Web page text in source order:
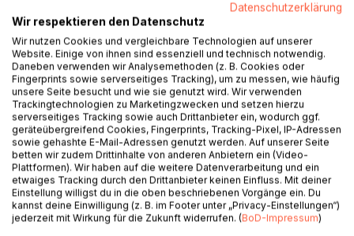
und Rickmers, Seebeck und Tecklenborg sind noch heute
weltweit bekannt. Nur Kennern dürfte aber die 1945 von
Schiffbauingenieur Gustav Kuhr gegründete Lunewerft ein
Begriff sein.
Als einer der ersten experimentierte Kuhr im Schiffbau mit
Kunststoff. Legendär ist das von Gustav Kuhr entwickelte
K-Rettungsboot, das weltweit erste vollständig
geschlossene Rettungsboot. Aber auch Jachten für den
Selbstausbau und bis zu 26 Meter lange Fischkutter aus
Kunststoff entstanden auf der Lunewerft. Zum Teil sind sie
noch heute in Fahrt.
Dieses Buch zeichnet die Geschichte der Bremerhavener
Datenschutzerklärung
Wir respektieren den Datenschutz
Wir nutzen Cookies und vergleichbare Technologien auf unserer
Website. Einige von ihnen sind essenziell und technisch notwendig.
Daneben verwenden wir Analysemethoden (z. B. Cookies oder
Fingerprints sowie serverseitiges Tracking), um zu messen, wie häufig
unsere Seite besucht und wie sie genutzt wird. Wir verwenden
Trackingtechnologien zu Marketingzwecken und setzen hierzu
serverseitiges Tracking sowie auch Drittanbieter ein, wodurch ggf.
geräteübergreifend Cookies, Fingerprints, Tracking-Pixel, IP-Adressen
sowie gehashte E-Mail-Adressen genutzt werden. Auf unserer Seite
betten wir zudem Drittinhalte von anderen Anbietern ein (Video-
Plattformen). Wir haben auf die weitere Datenverarbeitung und ein
etwaiges Tracking durch den Drittanbieter keinen Einfluss. Mit deiner
Einstellung willigst du in die oben beschriebenen Vorgänge ein. Du
kannst deine Einwilligung (z. B. im Footer unter „Privacy-Einstellungen“)
jederzeit mit Wirkung für die Zukunft widerrufen. (BoD-Impressum)